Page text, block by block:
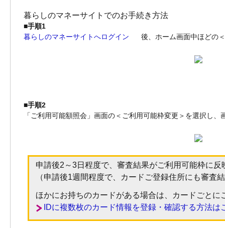
暮らしのマネーサイトでのお手続き方法
■手順1
暮らしのマネーサイトへログイン
後、ホーム画面中ほどの
■手順2
「ご利用可能額照会」画面の＜ご利用可能枠変更＞を選択し
申請後2～3日程度で、審査結果がご利用可能枠に反
（申請後1週間程度で、カードご登録住所にも審査
ほかにお持ちのカードがある場合は、カードごとに
IDに複数枚のカード情報を登録・確認する方法は